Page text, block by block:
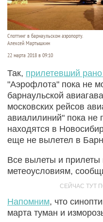
Споттинг в барнаульском аэропорту.
Алексей Мартышкин
22 марта 2018 в 09:10
Так, прилетевший
"Аэрофлота" пока не
барнаульской
московских рейсов
авиалилиний" пока не
находятся в
еще не вылетел в
Все вылеты и прилеты
метеоусловиям,
Напомним, что
марта туман и